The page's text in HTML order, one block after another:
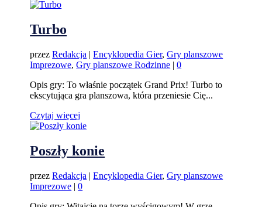
Turbo
przezRedakcja |Encyklopedia Gier,Gry planszowe
Imprezowe,Gry planszowe Rodzinne |0
Opis gry: To właśnie początek Grand Prix! Turbo to
ekscytująca gra planszowa, która przeniesie Cię...
Czytaj więcej
Poszły konie
przezRedakcja |Encyklopedia Gier,Gry planszowe
Imprezowe |0